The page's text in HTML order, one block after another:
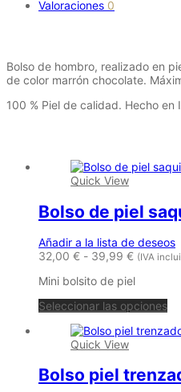
Valoraciones 0
Bolso de hombro, realizado en
de color marrón chocolate.
100 % Piel de calidad. Hecho en
Quick View
Bolso de piel
Añadir a la lista de deseos
32,00 € - 39,99 €Rango
precios:
desde
32,00 €
39,99 €
(IVA
Mini bolsito de piel
Seleccionar las opciones
Quick View
Bolso piel